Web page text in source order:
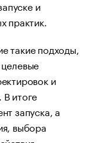
и
практик.
такие подходы,
и
итоге
запуска, а
выбора